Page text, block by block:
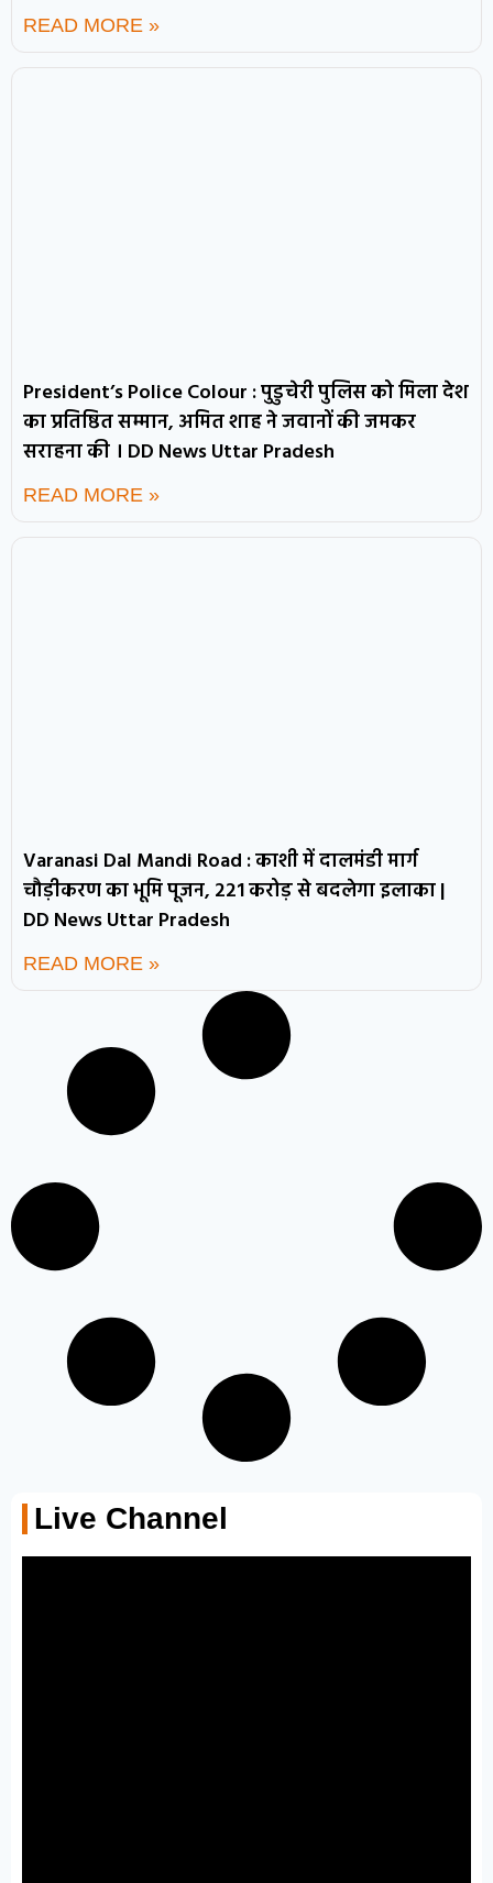
READ MORE »
President’s Police Colour : पुडुचेरी पुलिस को मिला देश
का प्रतिष्ठित सम्मान, अमित शाह ने जवानों की जमकर
सराहना की । DD News Uttar Pradesh
READ MORE »
Varanasi Dal Mandi Road : काशी में दालमंडी मार्ग
चौड़ीकरण का भूमि पूजन, 221 करोड़ से बदलेगा इलाका |
DD News Uttar Pradesh
READ MORE »
Live Channel